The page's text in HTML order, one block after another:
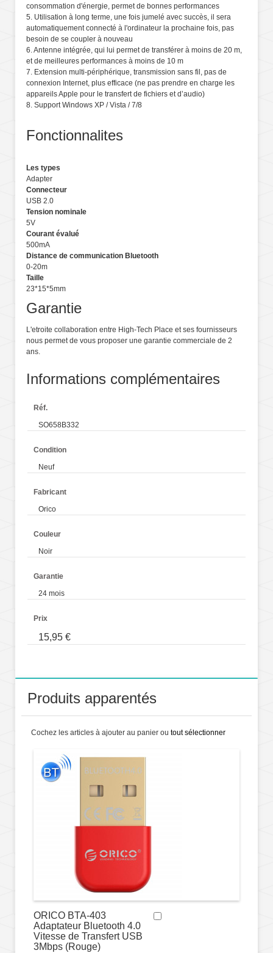
consommation d'énergie, permet de bonnes performances
5. Utilisation à long terme, une fois jumelé avec succès, il sera
automatiquement connecté à l'ordinateur la prochaine fois, pas
besoin de se coupler à nouveau
6. Antenne intégrée, qui lui permet de transférer à moins de 20 m,
et de meilleures performances à moins de 10 m
7. Extension multi-périphérique, transmission sans fil, pas de
connexion Internet, plus efficace (ne pas prendre en charge les
appareils Apple pour le transfert de fichiers et d’audio)
8. Support Windows XP / Vista / 7/8
Fonctionnalites
Les types
Adapter
Connecteur
USB 2.0
Tension nominale
5V
Courant évalué
500mA
Distance de communication Bluetooth
0-20m
Taille
23*15*5mm
Garantie
L'etroite collaboration entre High-Tech Place et ses fournisseurs
nous permet de vous proposer une garantie commerciale de 2
ans.
Informations complémentaires
Réf.
SO658B332
Condition
Neuf
Fabricant
Orico
Couleur
Noir
Garantie
24 mois
Prix
15,95 €
Produits apparentés
Cochez les articles à ajouter au panier ou tout sélectionner
ORICO BTA-403
Adaptateur Bluetooth 4.0
Vitesse de Transfert USB
3Mbps (Rouge)